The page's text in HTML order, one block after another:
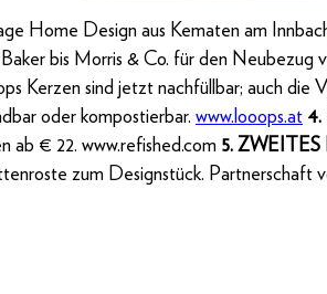
Home Design aus Kematen am
bis Morris & Co. für den Neubezug
Kerzen sind jetzt nachfüllbar; auch die
oder kompostierbar. www.looops.at 4.
ab € 22. www.refished.com 5. ZWEITES
zum Designstück. Partnerschaft